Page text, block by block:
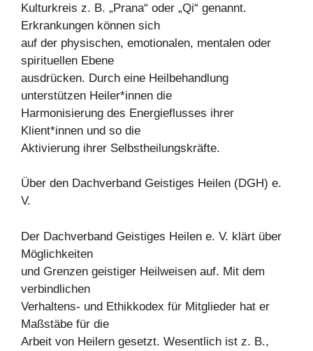
Kulturkreis z. B. „Prana“ oder „Qi“ genannt.
Erkrankungen können sich
auf der physischen, emotionalen, mentalen oder
spirituellen Ebene
ausdrücken. Durch eine Heilbehandlung
unterstützen Heiler*innen die
Harmonisierung des Energieflusses ihrer
Klient*innen und so die
Aktivierung ihrer Selbstheilungskräfte.
Über den Dachverband Geistiges Heilen (DGH) e.
V.
Der Dachverband Geistiges Heilen e. V. klärt über
Möglichkeiten
und Grenzen geistiger Heilweisen auf. Mit dem
verbindlichen
Verhaltens- und Ethikkodex für Mitglieder hat er
Maßstäbe für die
Arbeit von Heilern gesetzt. Wesentlich ist z. B.,